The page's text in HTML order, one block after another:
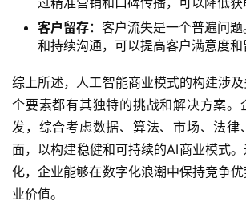
客户留存：客户流失是一个普遍问
和持续沟通，可以提高客户满意度和
综上所述，人工智能商业模式的构建涉
个要素都有其独特的挑战和解决方案。
发，综合考虑数据、算法、市场、法律
面，以构建稳健和可持续的AI商业模式
化，企业能够在数字化浪潮中保持竞争
业价值。